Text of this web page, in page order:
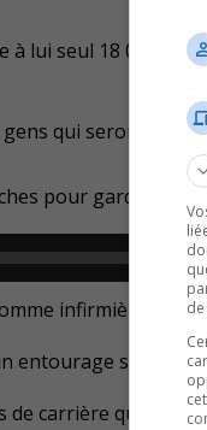
à lui seul 18 000
qui seront prêts
pour garder les
infirmière il y a
entourage solide au-
de carrière qui ont